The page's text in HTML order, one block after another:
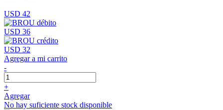
USD 42
USD 36
USD 32
Agregar a mi carrito
-
+
Agregar
No hay suficiente stock disponible